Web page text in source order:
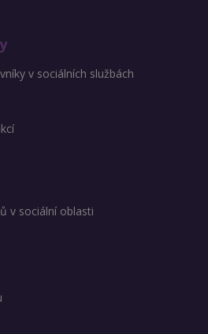
v sociálních službách
v sociální oblasti